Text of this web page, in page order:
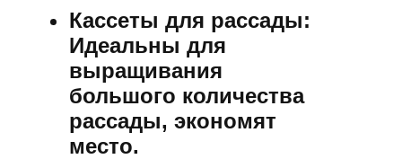
Кассеты для рассады:
Идеальны для
выращивания
большого количества
рассады, экономят
место.